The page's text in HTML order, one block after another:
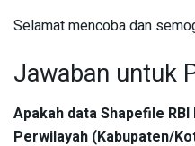
Selamat mencoba dan
Jawaban untuk
Apakah data Shapefile
Perwilayah (Kabupaten/